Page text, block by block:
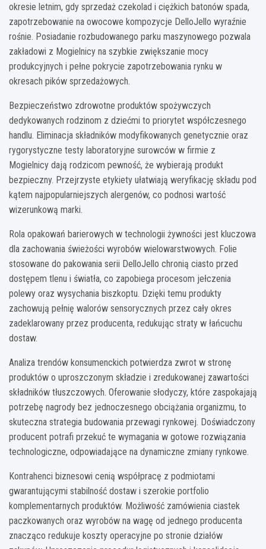
okresie letnim, gdy sprzedaż czekolad i ciężkich batonów spada,
zapotrzebowanie na owocowe kompozycje DelloJello wyraźnie
rośnie. Posiadanie rozbudowanego parku maszynowego pozwala
zakładowi z Mogielnicy na szybkie zwiększanie mocy
produkcyjnych i pełne pokrycie zapotrzebowania rynku w
okresach pików sprzedażowych.
Bezpieczeństwo zdrowotne produktów spożywczych
dedykowanych rodzinom z dziećmi to priorytet współczesnego
handlu. Eliminacja składników modyfikowanych genetycznie oraz
rygorystyczne testy laboratoryjne surowców w firmie z
Mogielnicy dają rodzicom pewność, że wybierają produkt
bezpieczny. Przejrzyste etykiety ułatwiają weryfikację składu pod
kątem najpopularniejszych alergenów, co podnosi wartość
wizerunkową marki.
Rola opakowań barierowych w technologii żywności jest kluczowa
dla zachowania świeżości wyrobów wielowarstwowych. Folie
stosowane do pakowania serii DelloJello chronią ciasto przed
dostępem tlenu i światła, co zapobiega procesom jełczenia
polewy oraz wysychania biszkoptu. Dzięki temu produkty
zachowują pełnię walorów sensorycznych przez cały okres
zadeklarowany przez producenta, redukując straty w łańcuchu
dostaw.
Analiza trendów konsumenckich potwierdza zwrot w stronę
produktów o uproszczonym składzie i zredukowanej zawartości
składników tłuszczowych. Oferowanie słodyczy, które zaspokajają
potrzebę nagrody bez jednoczesnego obciążania organizmu, to
skuteczna strategia budowania przewagi rynkowej. Doświadczony
producent potrafi przekuć te wymagania w gotowe rozwiązania
technologiczne, odpowiadające na dynamiczne zmiany rynkowe.
Kontrahenci biznesowi cenią współpracę z podmiotami
gwarantującymi stabilność dostaw i szerokie portfolio
komplementarnych produktów. Możliwość zamówienia ciastek
paczkowanych oraz wyrobów na wagę od jednego producenta
znacząco redukuje koszty operacyjne po stronie działów